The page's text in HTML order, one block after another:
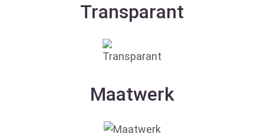
Transparant
Maatwerk